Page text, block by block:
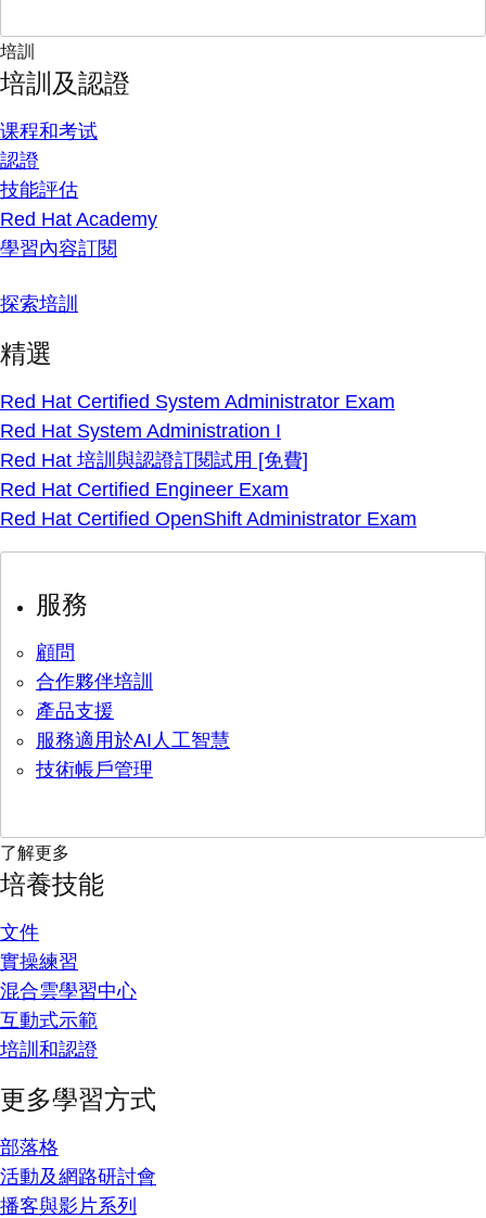
培訓
培訓及認證
课程和考试
認證
技能評估
Red Hat Academy
學習內容訂閱
探索培訓
精選
Red Hat Certified System Administrator Exam
Red Hat System Administration I
Red Hat 培訓與認證訂閱試用 [免費]
Red Hat Certified Engineer Exam
Red Hat Certified OpenShift Administrator Exam
服務
顧問
合作夥伴培訓
產品支援
服務適用於AI人工智慧
技術帳戶管理
了解更多
培養技能
文件
實操練習
混合雲學習中心
互動式示範
培訓和認證
更多學習方式
部落格
活動及網路研討會
播客與影片系列